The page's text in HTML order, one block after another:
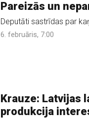
Pareizās un
Deputāti sastrīdas par
6. februāris, 7:00
Krauze: Latvijas
produkcija